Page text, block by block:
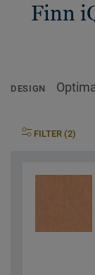
Finn
DESIGN
FILTER (2)